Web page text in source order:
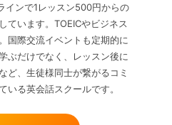
インで1レッスン500円からの
ています。TOEICやビジネス
国際交流イベントも定期的に
ぶだけでなく、レッスン後に
ど、生徒様同士が繋がるコミ
いる英会話スクールです。